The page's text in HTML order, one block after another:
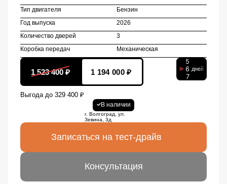
Тип двигателя
Бензин
Год выпуска
2026
Количество дверей
3
Коробка передач
Механическая
1 523 400 ₽ 1 194 000 ₽
Выгода до 329 400 ₽
7
6
5
дней
В наличии
г. Волгоград, ул.
Зевина, 3д
Записаться на тест-драйв
Консультация